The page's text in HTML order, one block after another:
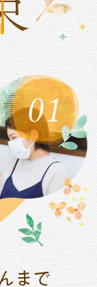
まで